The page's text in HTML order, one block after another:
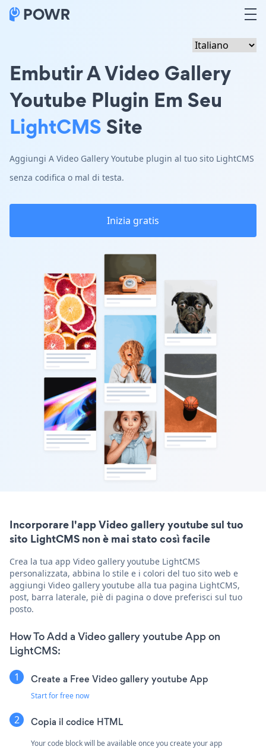
Embutir A Video Gallery
Youtube Plugin Em Seu
LightCMSSite
Aggiungi A Video Gallery Youtube plugin al tuo sito LightCMS
senza codifica o mal di testa.
Inizia gratis
Incorporare l'app Video gallery youtube sul tuo
sito LightCMS non è mai stato così facile
Crea la tua app Video gallery youtube LightCMS
personalizzata, abbina lo stile e i colori del tuo sito web e
aggiungi Video gallery youtube alla tua pagina LightCMS,
post, barra laterale, piè di pagina o dove preferisci sul tuo
posto.
How To Add a Video gallery youtube App on
LightCMS:
Create a Free Video gallery youtube App
Start for free now
Copia il codice HTML
Your code block will be available once you create your app